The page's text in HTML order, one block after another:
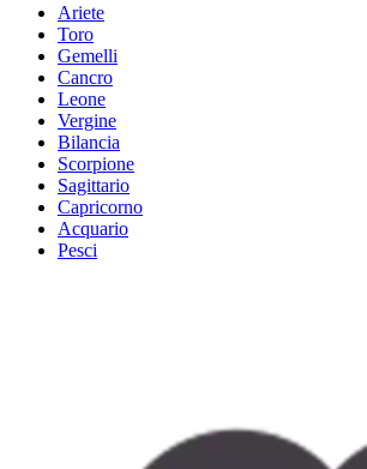
Ariete
Toro
Gemelli
Cancro
Leone
Vergine
Bilancia
Scorpione
Sagittario
Capricorno
Acquario
Pesci